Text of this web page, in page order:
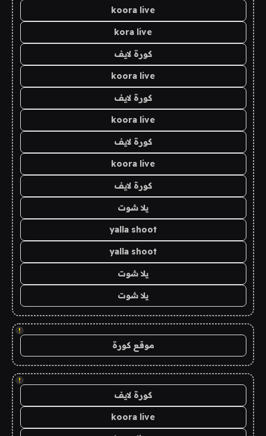
koora live
kora live
كورة لايف
koora live
كورة لايف
koora live
كورة لايف
koora live
كورة لايف
يلا شوت
yalla shoot
yalla shoot
يلا شوت
يلا شوت
!
موقع كورة
!
كورة لايف
koora live